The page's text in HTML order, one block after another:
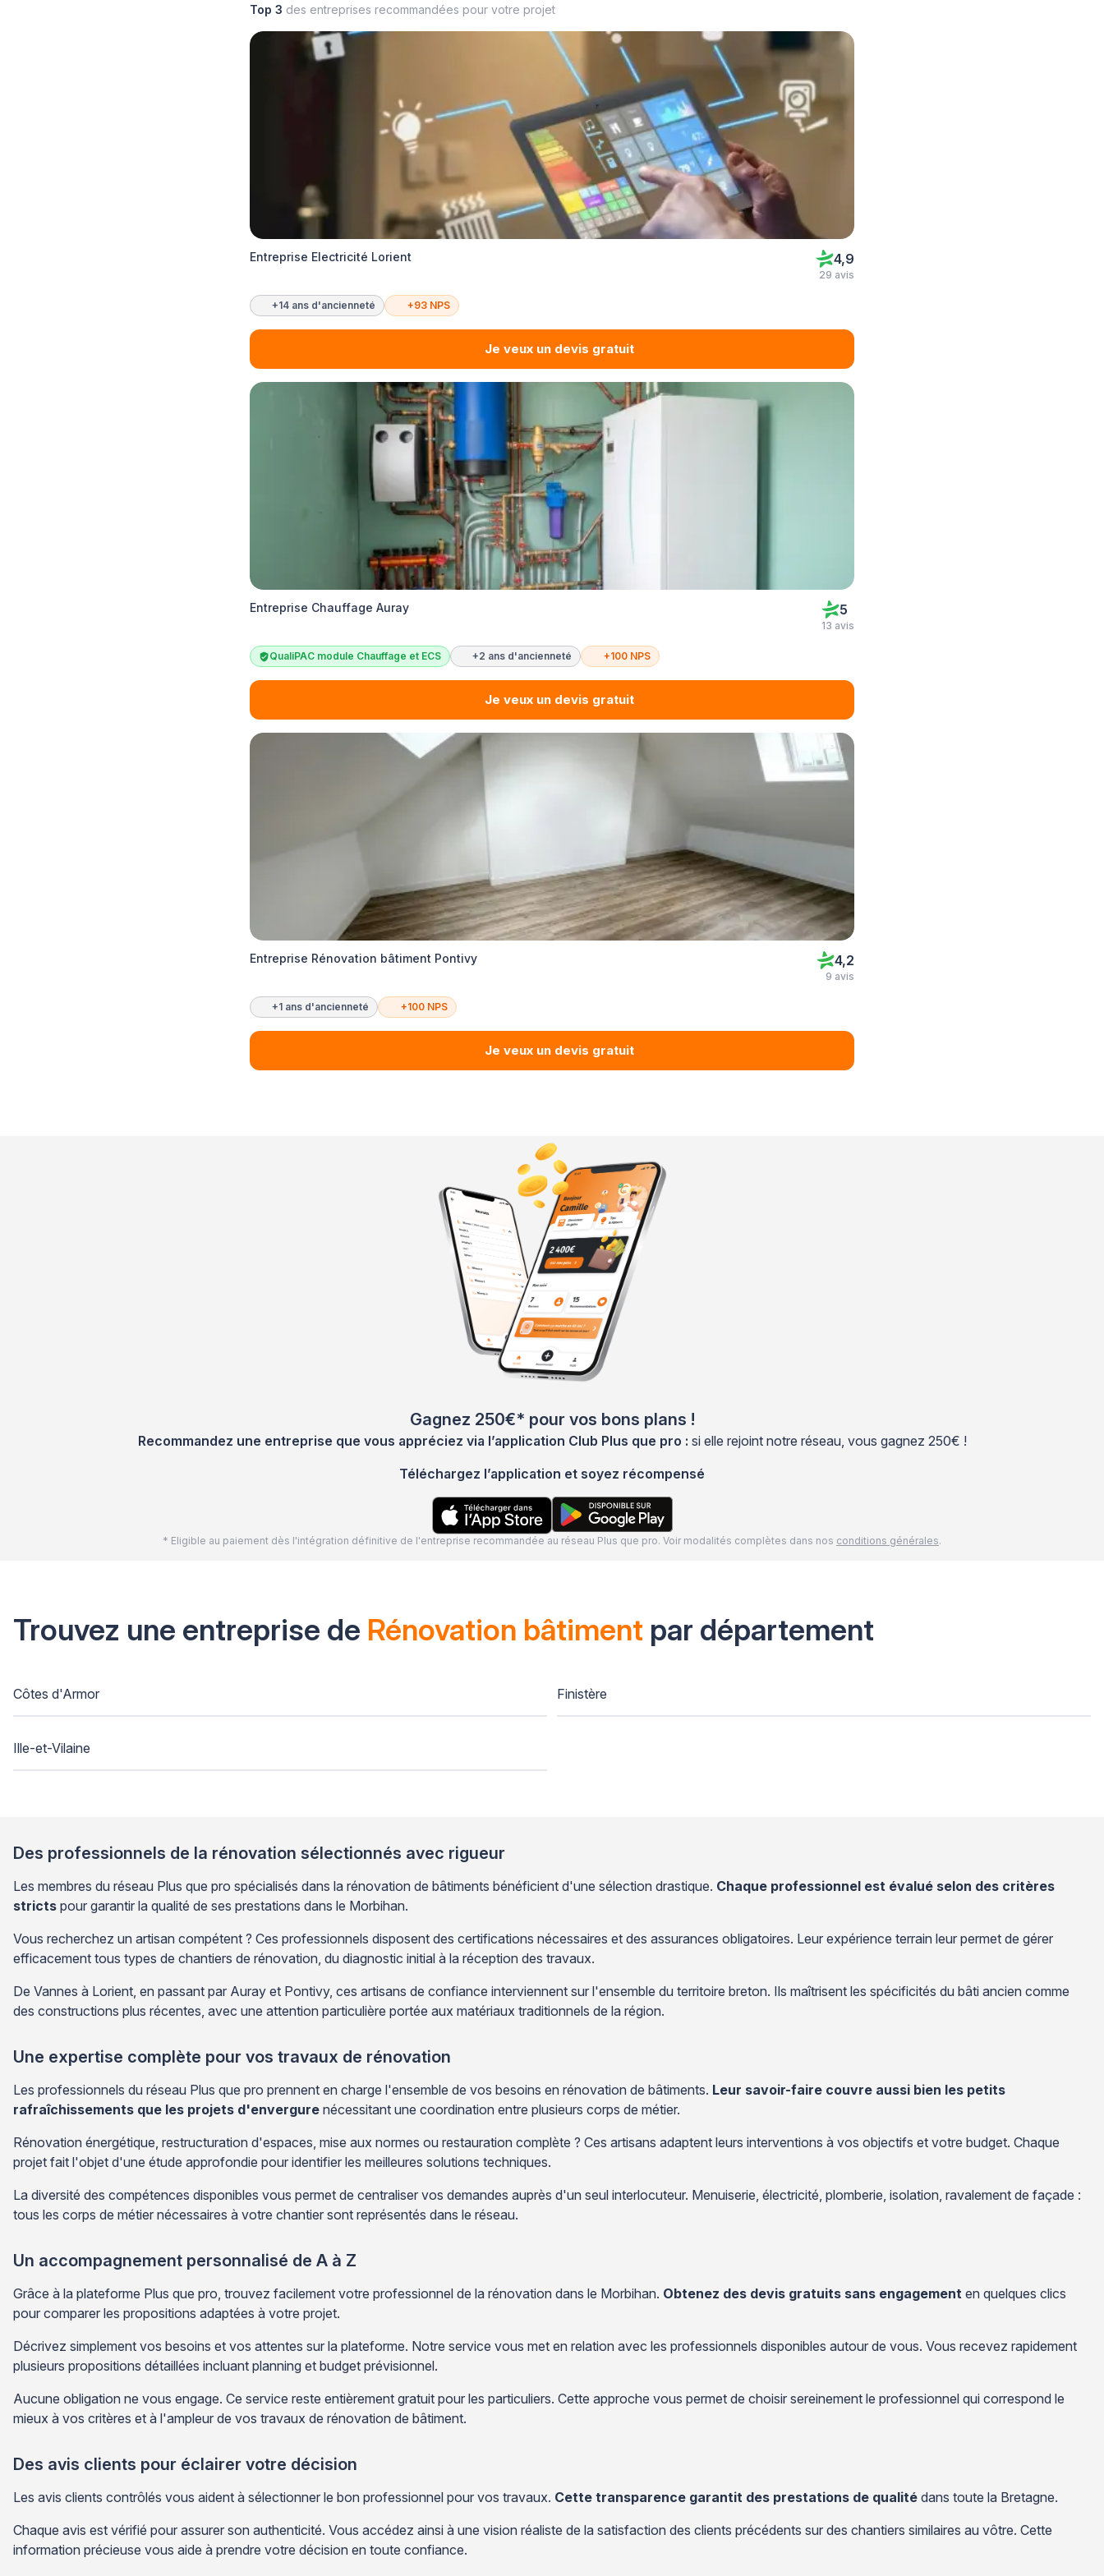
Top 3 des entreprises recommandées pour votre projet
Entreprise Electricité Lorient 4,9
29 avis
+14 ans d'ancienneté +93 NPS
Je veux un devis gratuit
Entreprise Chauffage Auray 5
13 avis
QualiPAC module Chauffage et ECS +2 ans d'ancienneté +100 NPS
Je veux un devis gratuit
Entreprise Rénovation bâtiment Pontivy 4,2
9 avis
+1 ans d'ancienneté +100 NPS
Je veux un devis gratuit
Gagnez 250€* pour vos bons plans !
Recommandez une entreprise que vous appréciez via l’application Club Plus que pro : si elle rejoint notre réseau, vous gagnez 250€ !
Téléchargez l’application et soyez récompensé
* Eligible au paiement dès l'intégration définitive de l'entreprise recommandée au réseau Plus que pro. Voir modalités complètes dans nos conditions générales.
Trouvez une entreprise de Rénovation bâtiment par département
Côtes d'Armor Finistère
Ille-et-Vilaine
Des professionnels de la rénovation sélectionnés avec rigueur
Les membres du réseau Plus que pro spécialisés dans la rénovation de bâtiments bénéficient d'une sélection drastique. Chaque professionnel est évalué selon des critères
stricts pour garantir la qualité de ses prestations dans le Morbihan.
Vous recherchez un artisan compétent ? Ces professionnels disposent des certifications nécessaires et des assurances obligatoires. Leur expérience terrain leur permet de gérer
efficacement tous types de chantiers de rénovation, du diagnostic initial à la réception des travaux.
De Vannes à Lorient, en passant par Auray et Pontivy, ces artisans de confiance interviennent sur l'ensemble du territoire breton. Ils maîtrisent les spécificités du bâti ancien comme
des constructions plus récentes, avec une attention particulière portée aux matériaux traditionnels de la région.
Une expertise complète pour vos travaux de rénovation
Les professionnels du réseau Plus que pro prennent en charge l'ensemble de vos besoins en rénovation de bâtiments. Leur savoir-faire couvre aussi bien les petits
rafraîchissements que les projets d'envergure nécessitant une coordination entre plusieurs corps de métier.
Rénovation énergétique, restructuration d'espaces, mise aux normes ou restauration complète ? Ces artisans adaptent leurs interventions à vos objectifs et votre budget. Chaque
projet fait l'objet d'une étude approfondie pour identifier les meilleures solutions techniques.
La diversité des compétences disponibles vous permet de centraliser vos demandes auprès d'un seul interlocuteur. Menuiserie, électricité, plomberie, isolation, ravalement de façade :
tous les corps de métier nécessaires à votre chantier sont représentés dans le réseau.
Un accompagnement personnalisé de A à Z
Grâce à la plateforme Plus que pro, trouvez facilement votre professionnel de la rénovation dans le Morbihan. Obtenez des devis gratuits sans engagement en quelques clics
pour comparer les propositions adaptées à votre projet.
Décrivez simplement vos besoins et vos attentes sur la plateforme. Notre service vous met en relation avec les professionnels disponibles autour de vous. Vous recevez rapidement
plusieurs propositions détaillées incluant planning et budget prévisionnel.
Aucune obligation ne vous engage. Ce service reste entièrement gratuit pour les particuliers. Cette approche vous permet de choisir sereinement le professionnel qui correspond le
mieux à vos critères et à l'ampleur de vos travaux de rénovation de bâtiment.
Des avis clients pour éclairer votre décision
Les avis clients contrôlés vous aident à sélectionner le bon professionnel pour vos travaux. Cette transparence garantit des prestations de qualité dans toute la Bretagne.
Chaque avis est vérifié pour assurer son authenticité. Vous accédez ainsi à une vision réaliste de la satisfaction des clients précédents sur des chantiers similaires au vôtre. Cette
information précieuse vous aide à prendre votre décision en toute confiance.